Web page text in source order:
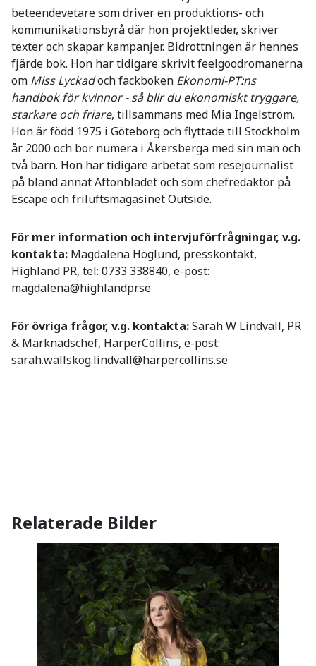
beteendevetare som driver en produktions- och
kommunikationsbyrå där hon projektleder, skriver
texter och skapar kampanjer. Bidrottningen är hennes
fjärde bok. Hon har tidigare skrivit feelgoodromanerna
om Miss Lyckadoch fackboken Ekonomi-PT:ns
handbok för kvinnor - så blir du ekonomiskt tryggare,
starkare och friare, tillsammans med Mia Ingelström.
Hon är född 1975 i Göteborg och flyttade till Stockholm
år 2000 och bor numera i Åkersberga med sin man och
två barn. Hon har tidigare arbetat som resejournalist
på bland annat Aftonbladet och som chefredaktör på
Escape och friluftsmagasinet Outside.
För mer information och intervjuförfrågningar, v.g.
kontakta: Magdalena Höglund, presskontakt,
Highland PR, tel: 0733 338840, e-post:
magdalena@highlandpr.se
För övriga frågor, v.g. kontakta:Sarah W Lindvall, PR
& Marknadschef, HarperCollins, e-post:
sarah.wallskog.lindvall@harpercollins.se
Relaterade Bilder